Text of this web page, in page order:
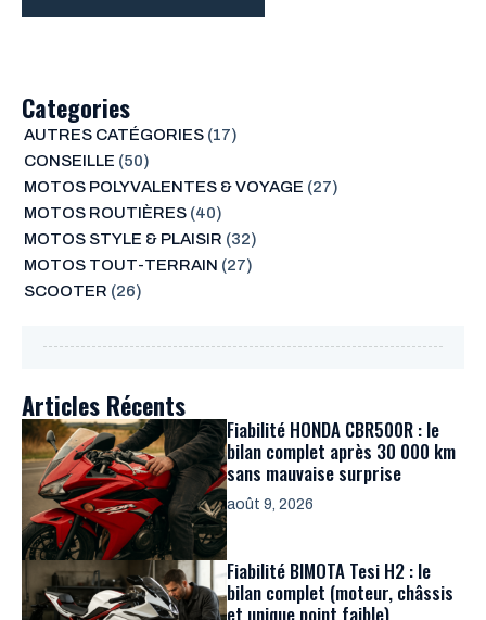
Categories
AUTRES CATÉGORIES(17)
CONSEILLE (50)
MOTOS POLYVALENTES & VOYAGE (27)
MOTOS ROUTIÈRES(40)
MOTOS STYLE & PLAISIR (32)
MOTOS TOUT-TERRAIN (27)
SCOOTER (26)
Articles Récents
Fiabilité HONDA CBR500R : le
bilan complet après 30 000 km
sans mauvaise surprise
août 9, 2026
Fiabilité BIMOTA Tesi H2 : le
bilan complet (moteur, châssis
et unique point faible)